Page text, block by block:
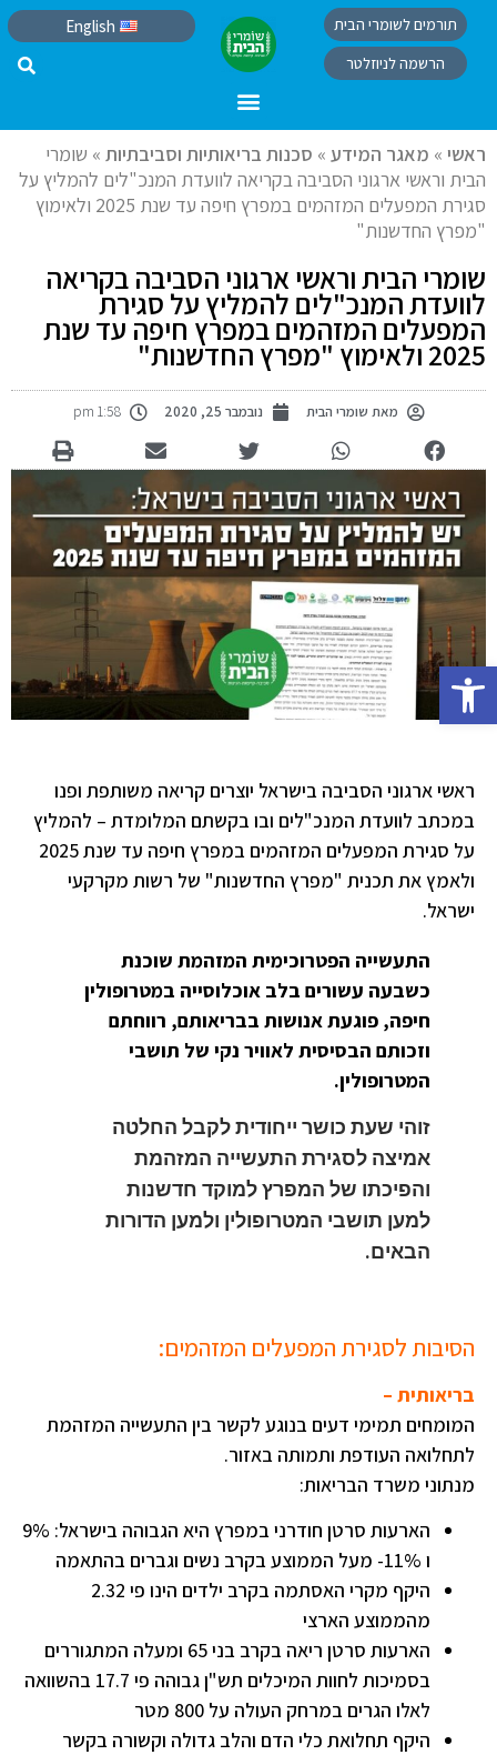
פתח סרגל נגישות
תורמים לשומרי הבית
הרשמה לניוזלטר
English
ראשי » מאגר המידע » סכנות בריאותיות וסביבתיות » שומרי
הבית וראשי ארגוני הסביבה בקריאה לוועדת המנכ"לים להמליץ על
סגירת המפעלים המזהמים במפרץ חיפה עד שנת 2025 ולאימוץ
"מפרץ החדשנות"
שומרי הבית וראשי ארגוני הסביבה בקריאה
לוועדת המנכ"לים להמליץ על סגירת
המפעלים המזהמים במפרץ חיפה עד שנת
2025 ולאימוץ "מפרץ החדשנות"
מאת שומרי הבית נובמבר 25, 2020 1:58 pm
ראשי ארגוני הסביבה בישראל יוצרים קריאה משותפת ופנו
במכתב לוועדת המנכ"לים ובו בקשתם המלומדת – להמליץ
על סגירת המפעלים המזהמים במפרץ חיפה עד שנת 2025
ולאמץ את תכנית "מפרץ החדשנות" של רשות מקרקעי
ישראל.
התעשייה הפטרוכימית המזהמת שוכנת
כשבעה עשורים בלב אוכלוסייה במטרופולין
חיפה, פוגעת אנושות בבריאותם, רווחתם
וזכותם הבסיסית לאוויר נקי של תושבי
המטרופולין.
זוהי שעת כושר ייחודית לקבל החלטה
אמיצה לסגירת התעשייה המזהמת
והפיכתו של המפרץ למוקד חדשנות
למען תושבי המטרופולין ולמען הדורות
הבאים.
הסיבות לסגירת המפעלים המזהמים:
בריאותית –
המומחים תמימי דעים בנוגע לקשר בין התעשייה המזהמת
לתחלואה העודפת ותמותה באזור.
מנתוני משרד הבריאות:
הארעות סרטן חודרני במפרץ היא הגבוהה בישראל: 9%
ו 11%- מעל הממוצע בקרב נשים וגברים בהתאמה
היקף מקרי האסתמה בקרב ילדים הינו פי 2.32
מהממוצע הארצי
הארעות סרטן ריאה בקרב בני 65 ומעלה המתגוררים
בסמיכות לחוות המיכלים תש"ן גבוהה פי 17.7 בהשוואה
לאלו הגרים במרחק העולה על 800 מטר
היקף תחלואת כלי הדם והלב גדולה וקשורה בקשר